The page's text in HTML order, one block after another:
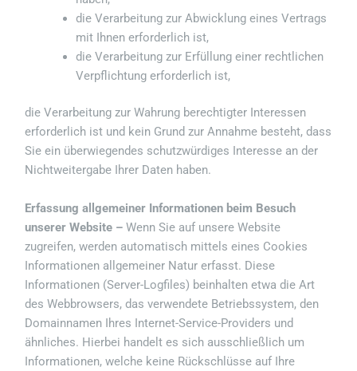
die Verarbeitung zur Abwicklung eines Vertrags
mit Ihnen erforderlich ist,
die Verarbeitung zur Erfüllung einer rechtlichen
Verpflichtung erforderlich ist,
die Verarbeitung zur Wahrung berechtigter Interessen
erforderlich ist und kein Grund zur Annahme besteht, dass
Sie ein überwiegendes schutzwürdiges Interesse an der
Nichtweitergabe Ihrer Daten haben.
Erfassung allgemeiner Informationen beim Besuch
unserer Website –Wenn Sie auf unsere Website
zugreifen, werden automatisch mittels eines Cookies
Informationen allgemeiner Natur erfasst. Diese
Informationen (Server-Logfiles) beinhalten etwa die Art
des Webbrowsers, das verwendete Betriebssystem, den
Domainnamen Ihres Internet-Service-Providers und
ähnliches. Hierbei handelt es sich ausschließlich um
Informationen, welche keine Rückschlüsse auf Ihre